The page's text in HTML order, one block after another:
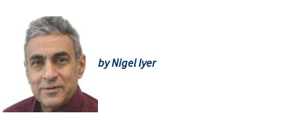
by Nigel Iyer